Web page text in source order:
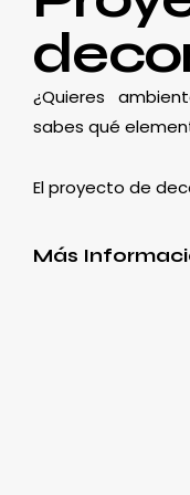
¿Quieres
sabes qué
El proyecto de
Más